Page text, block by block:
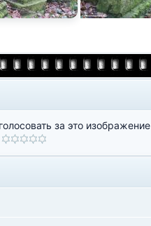
за это изображение